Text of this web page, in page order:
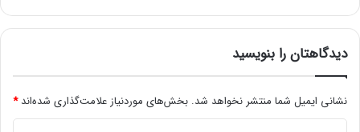
دیدگاهتان را بنویسید
نشانی ایمیل شما منتشر نخواهد شد. بخش‌های موردنیاز علامت‌گذاری شده‌اند*